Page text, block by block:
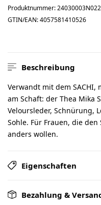
Produktnummer:
GTIN/EAN:4057581410526
Beschreibung
Verwandt mit dem
am Schaft: der Thea Mika
Veloursleder, Schnürung,
Sohle. Für Frauen, die
anders wollen.
Eigenschaften
Bezahlung &